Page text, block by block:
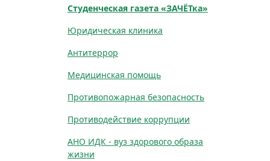
Студенческая газета «ЗАЧЁТка»
Юридическая клиника
Антитеррор
Медицинская помощь
Противопожарная безопасность
Противодействие коррупции
АНО ИДК - вуз здорового образа
жизни